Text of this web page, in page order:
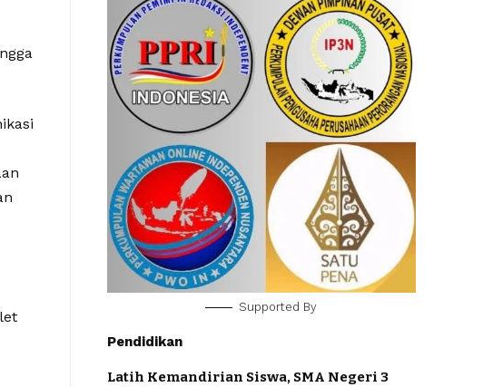
Supported By
Pendidikan
Latih Kemandirian Siswa, SMA Negeri 3